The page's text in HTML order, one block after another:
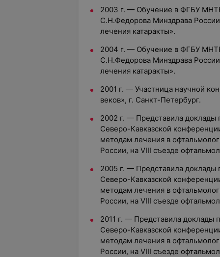
2003 г. — Обучение в ФГБУ
С.Н.Федорова Минздрава
лечения катаракты».
2004 г. — Обучение в ФГБУ
С.Н.Федорова Минздрава
лечения катаракты».
2001 г. — Участница научной
веков», г. Санкт-Петербург.
2002 г. — Представила доклады
Северо-Кавказской
методам лечения в
России, на VIII съезде
2005 г. — Представила доклады
Северо-Кавказской
методам лечения в
России, на VIII съезде
2011 г. — Представила доклады
Северо-Кавказской
методам лечения в
России, на VIII съезде